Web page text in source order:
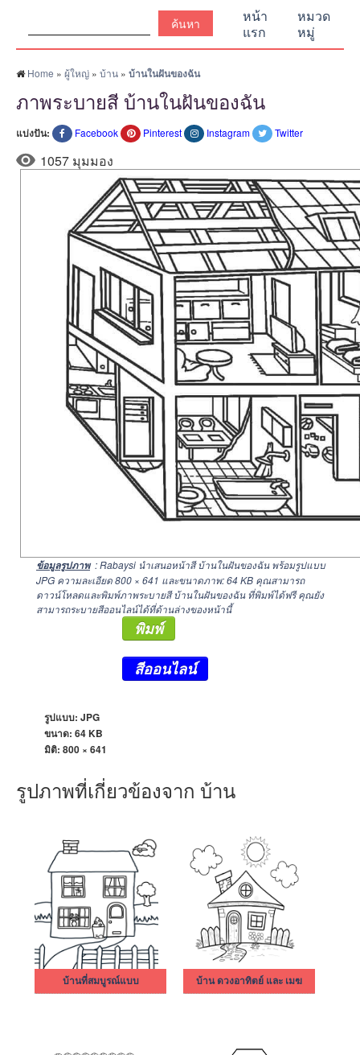
หน้า
แรก
หมวด
หมู่
Home » ผู้ใหญ่ » บ้าน » บ้านในฝันของฉัน
ภาพระบายสี บ้านในฝันของฉัน
แบ่งปัน: Facebook Pinterest Instagram Twitter
1057 มุมมอง
ข้อมูลรูปภาพ : Rabaysi นำเสนอหน้าสี บ้านในฝันของฉัน พร้อมรูปแบบ
JPG ความละเอียด800 × 641 และขนาดภาพ: 64 KB คุณสามารถ
ดาวน์โหลดและพิมพ์ภาพระบายสี บ้านในฝันของฉัน ที่พิมพ์ได้ฟรี คุณยัง
สามารถระบายสีออนไลน์ได้ที่ด้านล่างของหน้านี้
พิมพ์
สีออนไลน์
รูปแบบ: JPG
ขนาด: 64 KB
มิติ: 800 × 641
รูปภาพที่เกี่ยวข้องจาก บ้าน
บ้านที่สมบูรณ์แบบ บ้าน ดวงอาทิตย์ และ เมฆ